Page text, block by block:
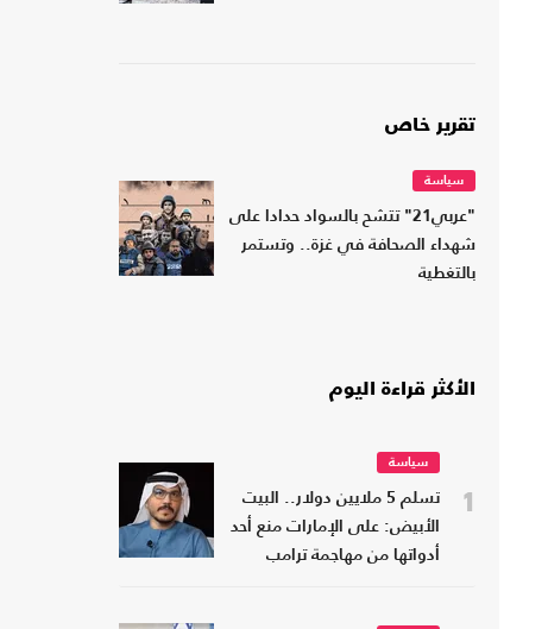
تقرير خاص
سياسة
"عربي21" تتشح بالسواد حدادا على
شهداء الصحافة في غزة.. وتستمر
بالتغطية
الأكثر قراءة اليوم
1
سياسة
تسلم 5 ملايين دولار.. البيت
الأبيض: على الإمارات منع أحد
أدواتها من مهاجمة ترامب